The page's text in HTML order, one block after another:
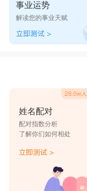
事业运势
解读您的事业天赋
姓名配对
配对指数分析
了解你们如何相处